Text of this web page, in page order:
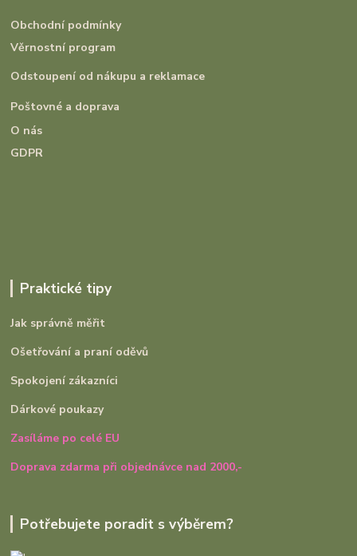
Obchodní podmínky
Věrnostní program
Odstoupení od nákupu a reklamace
Poštovné a doprava
O nás
GDPR
Praktické tipy
Jak správně měřit
Ošetřování a praní oděvů
Spokojení zákazníci
Dárkové poukazy
Zasíláme po celé EU
Doprava zdarma při objednávce nad 2000,-
Potřebujete poradit s výběrem?